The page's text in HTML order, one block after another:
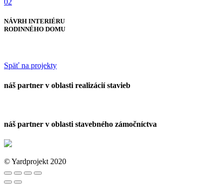
NÁVRH INTERIÉRU
RODINNÉHO DOMU
Späť na projekty
náš partner v oblasti realizácií stavieb
náš partner v oblasti stavebného zámočníctva
© Yardprojekt 2020